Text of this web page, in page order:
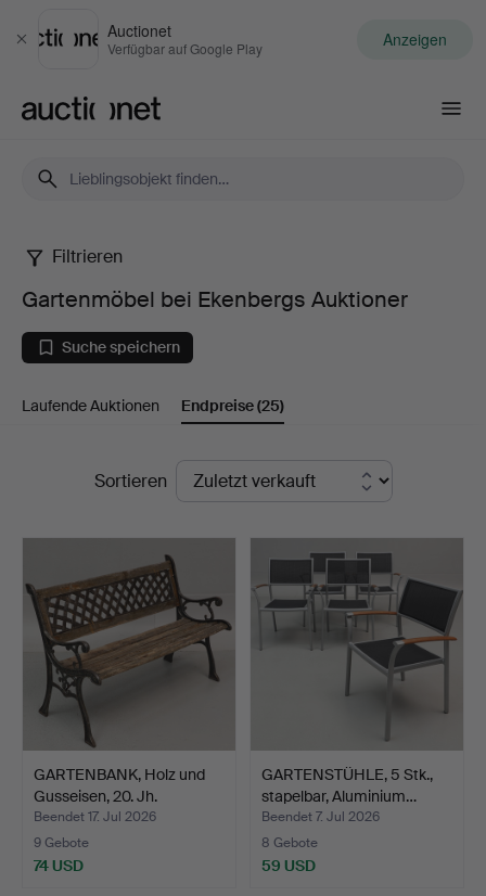
Schließen
Auctionet
Verfügbar auf Google Play Anzeigen
Gartenmöbel
bei
Ekenbergs
Auktioner
Filtrieren
Gartenmöbel bei Ekenbergs Auktioner
Suche speichern
Laufende Auktionen Endpreise(25)
EndpreiseSortieren
GARTENBANK, Holz und
Gusseisen, 20. Jh.
Beendet 17. Jul 2026
9 Gebote
74 USD
GARTENSTÜHLE, 5 Stk.,
stapelbar, Aluminium…
Beendet 7. Jul 2026
8 Gebote
59 USD